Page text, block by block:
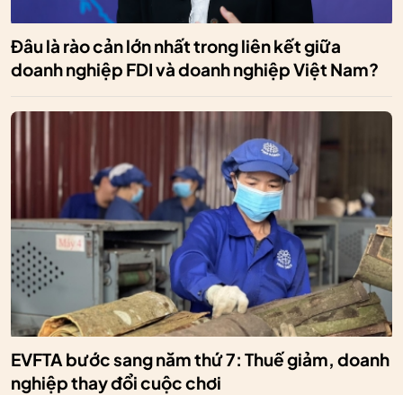
Đâu là rào cản lớn nhất trong liên kết giữa
doanh nghiệp FDI và doanh nghiệp Việt Nam?
EVFTA bước sang năm thứ 7: Thuế giảm, doanh
nghiệp thay đổi cuộc chơi